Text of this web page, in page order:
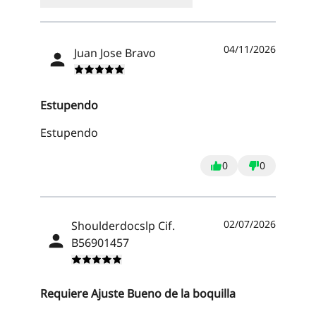
Juan Jose Bravo 04/11/2026
Estupendo
Estupendo
0 0
Shoulderdocslp Cif.
B56901457
02/07/2026
Requiere Ajuste Bueno de la boquilla